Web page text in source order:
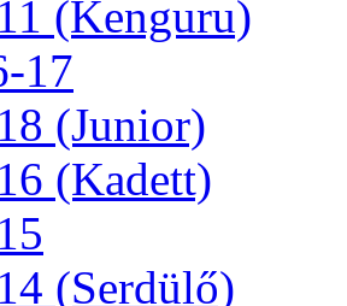
(Kenguru)
17
(Junior)
(Kadett)
(Serdülő)